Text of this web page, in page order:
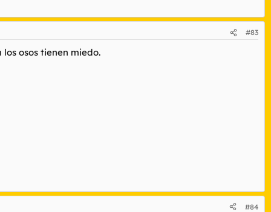
#83
osos tienen miedo.
#84